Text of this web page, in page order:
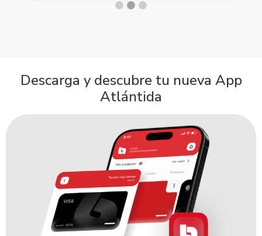
Descarga y descubre tu nueva App
Atlántida